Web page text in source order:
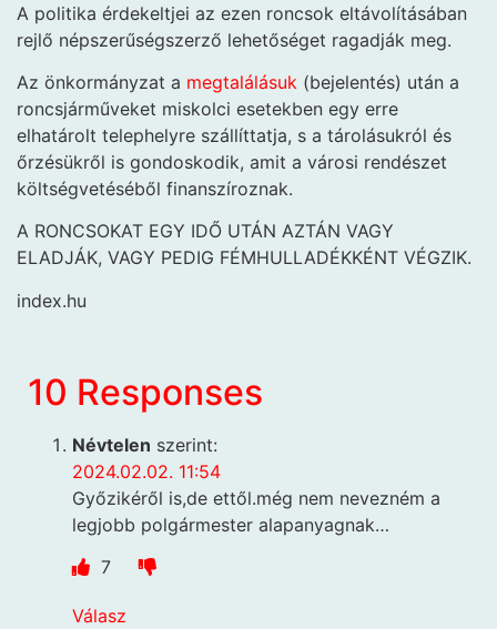
A politika érdekeltjei az ezen roncsok eltávolításában
rejlő népszerűségszerző lehetőséget ragadják meg.
Az önkormányzat a megtalálásuk (bejelentés) után a
roncsjárműveket miskolci esetekben egy erre
elhatárolt telephelyre szállíttatja, s a tárolásukról és
őrzésükről is gondoskodik, amit a városi rendészet
költségvetéséből finanszíroznak.
A RONCSOKAT EGY IDŐ UTÁN AZTÁN VAGY
ELADJÁK, VAGY PEDIG FÉMHULLADÉKKÉNT VÉGZIK.
index.hu
10 Responses
Névtelen szerint:
2024.02.02. 11:54
Győzikéről is,de ettől.még nem nevezném a
legjobb polgármester alapanyagnak…
7
Válasz